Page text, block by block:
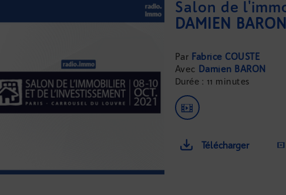
DAMIEN
Fabrice COUSTE
Damien BARON
Durée : 11 minutes
Télécharger